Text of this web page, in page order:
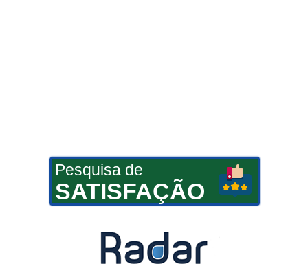
Pesquisa de
SATISFAÇÃO